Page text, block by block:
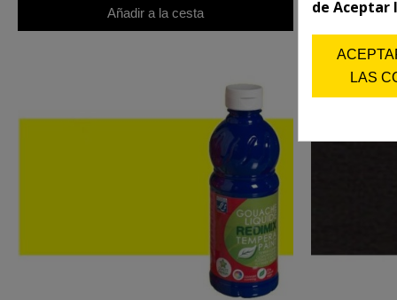
Añadir a la cesta
de Aceptar
LAS